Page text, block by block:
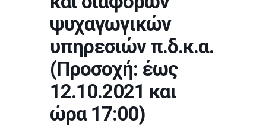
ψυχαγωγικών
υπηρεσιών π.δ.κ.α.
(Προσοχή: έως
12.10.2021 και
ώρα 17:00)